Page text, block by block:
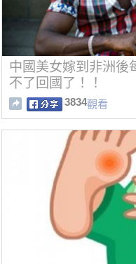
中國美女嫁到非洲後
不了回國了！！
3834觀看